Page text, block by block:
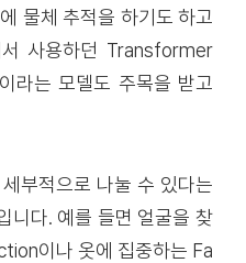
물체 추적을 하기도 하고
사용하던 Transformer
라는 모델도 주목을 받고
부적으로 나눌 수 있다는
니다. 예를 들면 얼굴을 찾
이나 옷에 집중하는 Fa